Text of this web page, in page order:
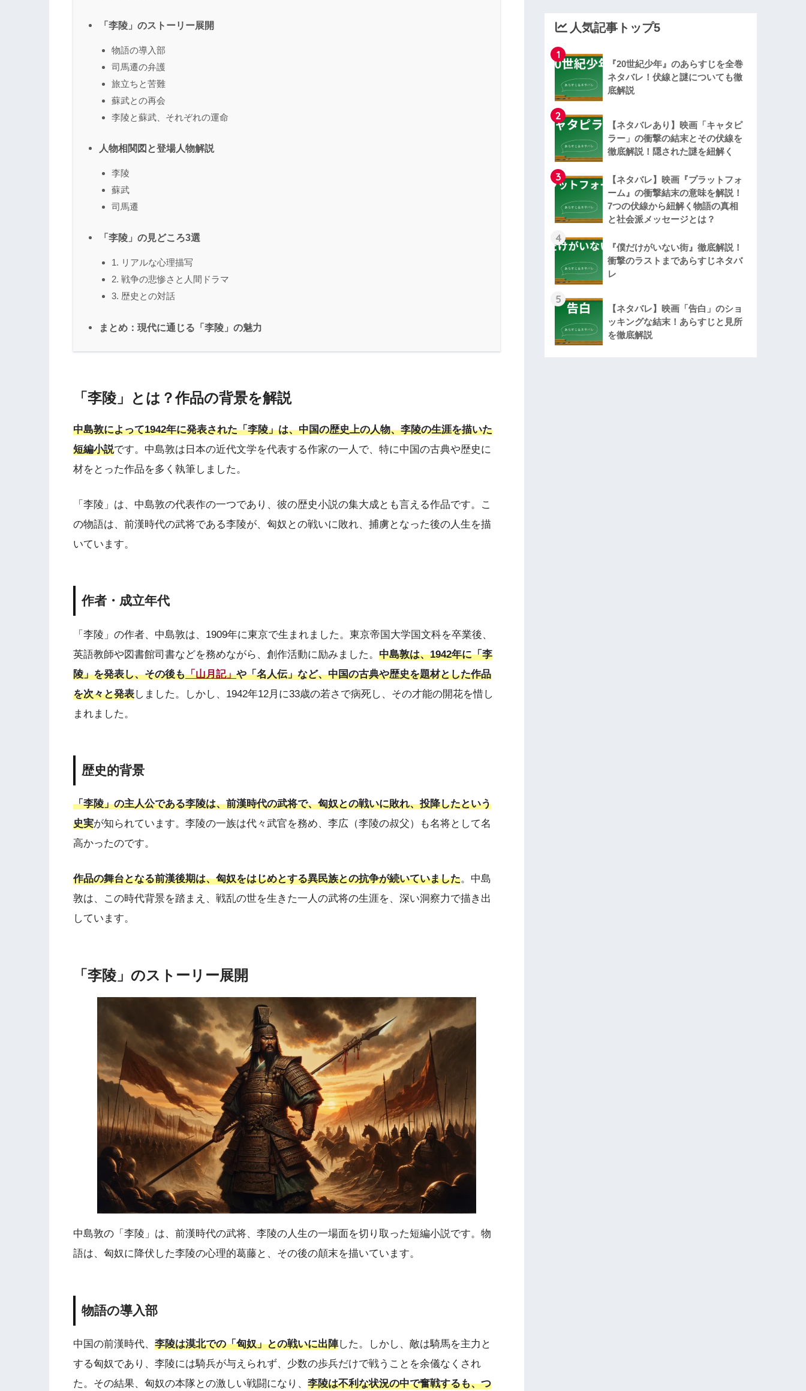
「李陵」のストーリー展開
物語の導入部
司馬遷の弁護
旅立ちと苦難
蘇武との再会
李陵と蘇武、それぞれの運命
人物相関図と登場人物解説
李陵
蘇武
司馬遷
「李陵」の見どころ3選
1. リアルな心理描写
2. 戦争の悲惨さと人間ドラマ
3. 歴史との対話
まとめ：現代に通じる「李陵」の魅力
「李陵」とは？作品の背景を解説
中島敦によって1942年に発表された「李陵」は、中国の歴史上の人物、李陵の生涯を描いた
短編小説です。中島敦は日本の近代文学を代表する作家の一人で、特に中国の古典や歴史に
材をとった作品を多く執筆しました。
「李陵」は、中島敦の代表作の一つであり、彼の歴史小説の集大成とも言える作品です。こ
の物語は、前漢時代の武将である李陵が、匈奴との戦いに敗れ、捕虜となった後の人生を描
いています。
作者・成立年代
「李陵」の作者、中島敦は、1909年に東京で生まれました。東京帝国大学国文科を卒業後、
英語教師や図書館司書などを務めながら、創作活動に励みました。 中島敦は、1942年に「李
陵」を発表し、その後も「山月記」や「名人伝」など、中国の古典や歴史を題材とした作品
を次々と発表しました。しかし、1942年12月に33歳の若さで病死し、その才能の開花を惜し
まれました。
歴史的背景
「李陵」の主人公である李陵は、前漢時代の武将で、匈奴との戦いに敗れ、投降したという
史実が知られています。李陵の一族は代々武官を務め、李広（李陵の叔父）も名将として名
高かったのです。
作品の舞台となる前漢後期は、匈奴をはじめとする異民族との抗争が続いていました。中島
敦は、この時代背景を踏まえ、戦乱の世を生きた一人の武将の生涯を、深い洞察力で描き出
しています。
「李陵」のストーリー展開
中島敦の「李陵」は、前漢時代の武将、李陵の人生の一場面を切り取った短編小説です。物
語は、匈奴に降伏した李陵の心理的葛藤と、その後の顛末を描いています。
物語の導入部
中国の前漢時代、 李陵は漠北での「匈奴」との戦いに出陣した。しかし、敵は騎馬を主力と
する匈奴であり、李陵には騎兵が与えられず、少数の歩兵だけで戦うことを余儀なくされ
た。その結果、匈奴の本隊との激しい戦闘になり、 李陵は不利な状況の中で奮戦するも、つ
人気記事トップ5
1
『20世紀少年』のあらすじを全巻
ネタバレ！伏線と謎についても徹
底解説
2
【ネタバレあり】映画「キャタピ
ラー」の衝撃の結末とその伏線を
徹底解説！隠された謎を紐解く
3
【ネタバレ】映画『プラットフォ
ーム』の衝撃結末の意味を解説！
7つの伏線から紐解く物語の真相
と社会派メッセージとは？
4
『僕だけがいない街』徹底解説！
衝撃のラストまであらすじネタバ
レ
5
【ネタバレ】映画「告白」のショ
ッキングな結末！あらすじと見所
を徹底解説